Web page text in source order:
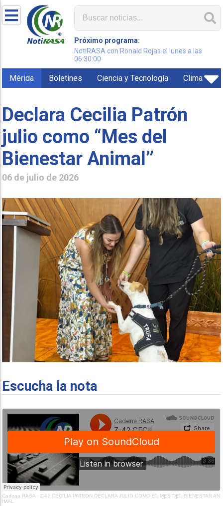
Próximo programa:
NotiRASA con Ronald Rojas el lunes a las
06:30:00
Mérida Boletines Ciencia y Tecnología Clima
Declara Cecilia Patrón
julio como “Mes del
Bienestar Animal”
06 de julio de 2026
Escucha la nota
Cadena RASA ·Z-42 CECILIA PATRON DECLARA JULIO COMO EL MES DEL BIENESTAR AN
IMAL